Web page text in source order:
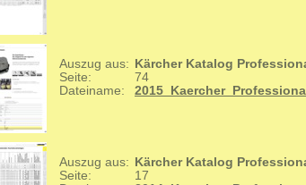
Auszug aus: Kärcher Katalog
Seite:
74
Dateiname:
Auszug aus: Kärcher Katalog
Seite:
17